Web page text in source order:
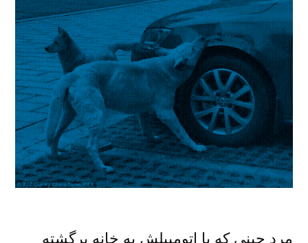
مرد چینی که با اتومبیلش به خانه برگشته